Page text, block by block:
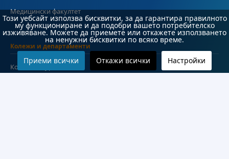
Медицински факултет
Колежи и департаменти
Колеж по туризъм
Този уебсайт използва бисквитки, за да гарантира правилното
му функциониране и да подобри вашето потребителско
изживяване. Можете да приемете или откажете използването
на ненужни бисквитки по всяко време.
Приеми всички Откажи всички Настройки